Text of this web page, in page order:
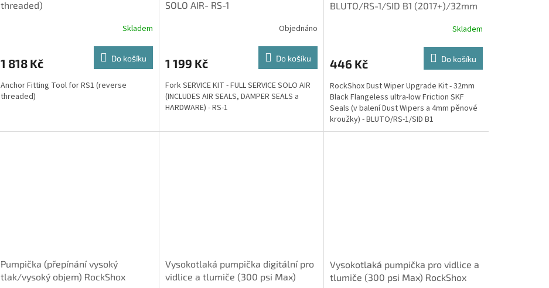
threaded)
Skladem
1 818 Kč Do košíku
Anchor Fitting Tool for RS1 (reverse
threaded)
SOLO AIR- RS-1
Objednáno
1 199 Kč Do košíku
Fork SERVICE KIT - FULL SERVICE SOLO AIR
(INCLUDES AIR SEALS, DAMPER SEALS a
HARDWARE) - RS-1
BLUTO/RS-1/SID B1 (2017+)/32mm
Skladem
446 Kč Do košíku
RockShox Dust Wiper Upgrade Kit - 32mm
Black Flangeless ultra-low Friction SKF
Seals (v balení Dust Wipers a 4mm pěnové
kroužky) - BLUTO/RS-1/SID B1
(2017+)/32mm BOOST™ RockShoxS
Pumpička (přepínání vysoký
tlak/vysoký objem) RockShox
Vysokotlaká pumpička digitální pro
vidlice a tlumiče (300 psi Max)
Vysokotlaká pumpička pro vidlice a
tlumiče (300 psi Max) RockShox